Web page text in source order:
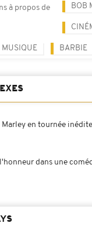
à propos de BOB
MUSIQUE BARBIE
Marley en tournée inédite
dans une